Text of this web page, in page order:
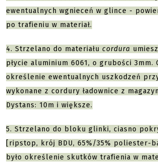
ewentualnych wgnieceń w glince -
po trafieniu w materiał.
4. Strzelano do materiału cordura
płycie aluminium 6061, o grubości 3mm.
określenie ewentualnych uszkodzeń
wykonane z cordury ładownice z
Dystans: 10m i większe.
5. Strzelano do bloku glinki, ciasno
[ripstop, krój BDU, 65%/35% poliester-
było określenie skutków trafienia w